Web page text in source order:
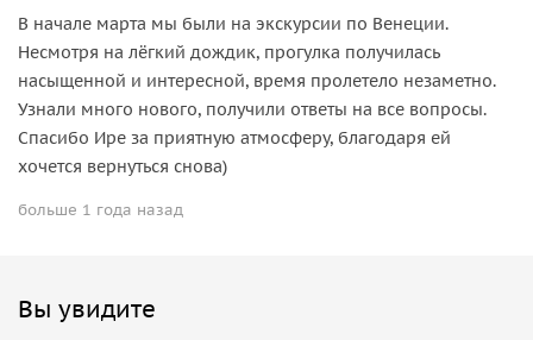
В начале марта мы были на экскурсии по Венеции.
Несмотря на лёгкий дождик, прогулка получилась
насыщенной и интересной, время пролетело незаметно.
Узнали много нового, получили ответы на все вопросы.
Спасибо Ире за приятную атмосферу, благодаря ей
хочется вернуться снова)
больше 1 года назад
Вы увидите